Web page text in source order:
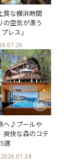
質な横浜時間
の空気が漂う
レス」
へ♪プールや
爽快な森のコテ
選
2026.07.24